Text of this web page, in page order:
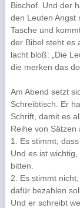
Bischof. Und der
den Leuten Angst
Tasche und
der Bibel steht es
lacht bloß: „Die
die merken das
Am Abend setzt
Schreibtisch. Er
Schrift, damit es
Reihe von Sätzen
1. Es stimmt,
Und es ist
bitten.
2. Es stimmt
dafür bezahlen
Und er schreibt